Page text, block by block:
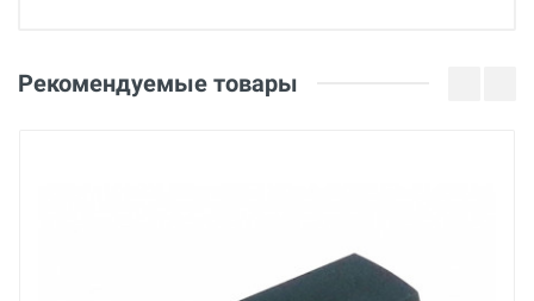
12 месяцев
Оценка
Рекомендуемые товары